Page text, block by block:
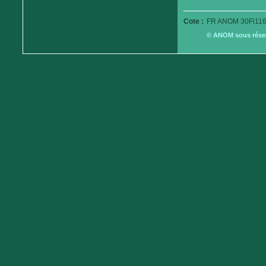
Cote : FR ANOM
© ANOM sous